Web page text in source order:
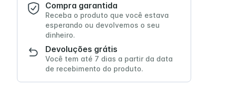
Compra garantida
Receba o produto que você estava
esperando ou devolvemos o seu
dinheiro.
Devoluções grátis
Você tem até 7 dias a partir da data
de recebimento do produto.